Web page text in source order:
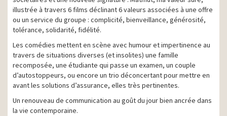
illustrée à travers 6 films déclinant 6 valeurs associées à une offre
ou un service du groupe : complicité, bienveillance, générosité,
tolérance, solidarité, fidélité.
Les comédies mettent en scène avec humour et impertinence au
travers de situations diverses (et insolites) une famille
recomposée, une étudiante qui passe un examen, un couple
d’autostoppeurs, ou encore un trio déconcertant pour mettre en
avant les solutions d’assurance, elles très pertinentes.
Un renouveau de communication au goût du jour bien ancrée dans
la vie contemporaine.